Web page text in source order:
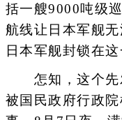
括一艘9000吨级
航线让日本军舰
日本军舰封锁在这
怎知，这个先
被国民政府行政